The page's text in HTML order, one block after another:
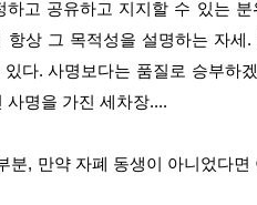
고 공유하고 지지할 수 있는
상 그 목적성을 설명하는 자세
다. 사명보다는 품질로 승부하
사명을 가진 세차장....
, 만약 자폐 동생이 아니었다면